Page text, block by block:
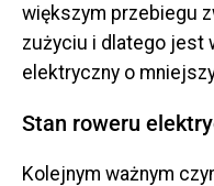
większym przebiegu
zużyciu i dlatego jest
elektryczny o
Stan roweru
Kolejnym ważnym